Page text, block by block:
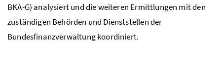
BKA-G) analysiert und die weiteren Ermittlungen mit den
zuständigen Behörden und Dienststellen der
Bundesfinanzverwaltung koordiniert.